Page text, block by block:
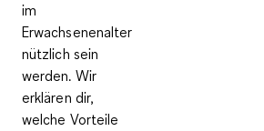
im
Erwachsenenalter
nützlich sein
werden. Wir
erklären dir,
welche Vorteile